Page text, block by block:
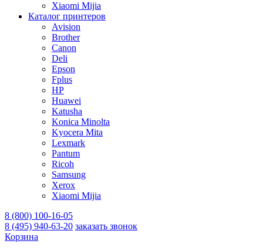
Xiaomi Mijia
Каталог принтеров
Avision
Brother
Canon
Deli
Epson
Fplus
HP
Huawei
Katusha
Konica Minolta
Kyocera Mita
Lexmark
Pantum
Ricoh
Samsung
Xerox
Xiaomi Mijia
8 (800) 100-16-05
8 (495) 940-63-20 заказать звонок
Корзина